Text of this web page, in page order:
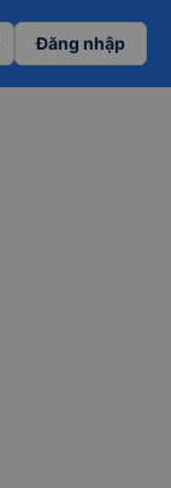
Đăng nhập